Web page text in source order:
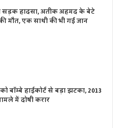
सड़क हादसा, अतीक अहमद के बेटे
मौत, एक साथी की भी गई जान
बॉम्बे हाईकोर्ट से बड़ा झटका, 2013
में दोषी करार